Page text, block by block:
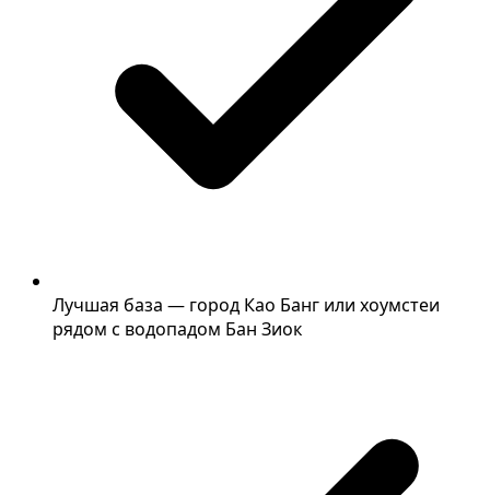
Лучшая база — город Као Банг или хоумстеи
рядом с водопадом Бан Зиок